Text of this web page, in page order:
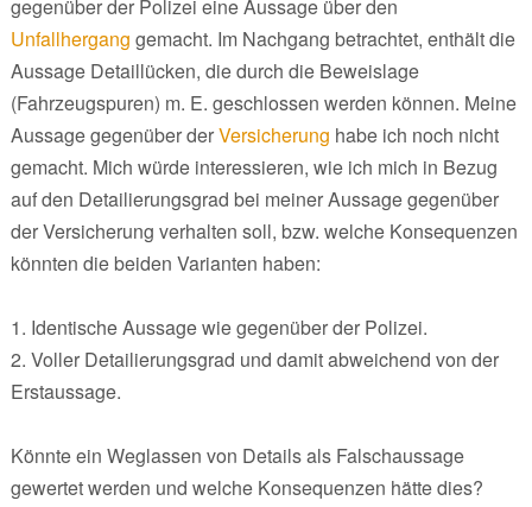
gegenüber der Polizei eine Aussage über den
Unfallhergang gemacht. Im Nachgang betrachtet, enthält die
Aussage Detaillücken, die durch die Beweislage
(Fahrzeugspuren) m. E. geschlossen werden können. Meine
Aussage gegenüber derVersicherung habe ich noch nicht
gemacht. Mich würde interessieren, wie ich mich in Bezug
auf den Detailierungsgrad bei meiner Aussage gegenüber
der Versicherung verhalten soll, bzw. welche Konsequenzen
könnten die beiden Varianten haben:
1. Identische Aussage wie gegenüber der Polizei.
2. Voller Detailierungsgrad und damit abweichend von der
Erstaussage.
Könnte ein Weglassen von Details als Falschaussage
gewertet werden und welche Konsequenzen hätte dies?